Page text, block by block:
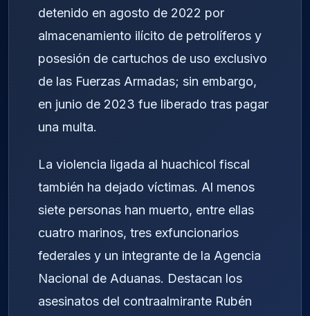
detenido en agosto de 2022 por
almacenamiento ilícito de petrolíferos y
posesión de cartuchos de uso exclusivo
de las Fuerzas Armadas; sin embargo,
en junio de 2023 fue liberado tras pagar
una multa.
La violencia ligada al huachicol fiscal
también ha dejado víctimas. Al menos
siete personas han muerto, entre ellas
cuatro marinos, tres exfuncionarios
federales y un integrante de la Agencia
Nacional de Aduanas. Destacan los
asesinatos del contraalmirante Rubén